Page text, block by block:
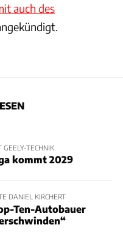
auch des
GEELY-TECHNIK
kommt 2029
DANIEL KIRCHERT
Ten-Autobauer